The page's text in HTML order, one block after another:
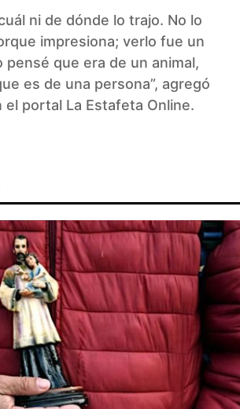
ni de dónde lo trajo. No lo
impresiona; verlo fue un
pensé que era de un animal,
es de una persona”, agregó
el portal La Estafeta Online.